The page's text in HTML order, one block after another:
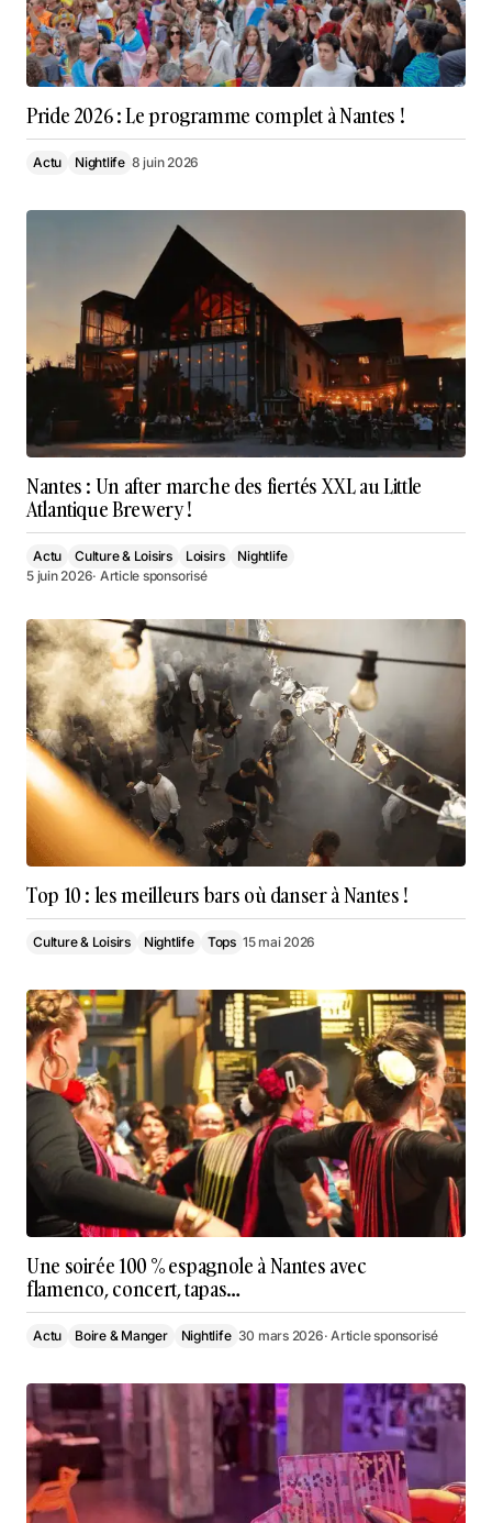
Pride 2026 : Le programme complet à Nantes !
Actu Nightlife 8 juin 2026
Nantes : Un after marche des fiertés XXL au Little
Atlantique Brewery !
Actu Culture & Loisirs Loisirs
Nightlife
5 juin 2026· Article sponsorisé
Top 10 : les meilleurs bars où danser à Nantes !
Culture & Loisirs Nightlife Tops 15 mai 2026
Une soirée 100 % espagnole à Nantes avec
flamenco, concert, tapas…
Actu Boire & Manger Nightlife 30 mars 2026· Article sponsorisé